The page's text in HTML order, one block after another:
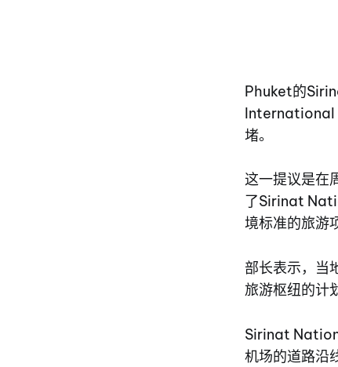
Phuket的
International
堵。
这一提议是在
了Sirinat
境标准的旅游
部长表示，当
旅游枢纽的计
Sirinat
机场的道路沿